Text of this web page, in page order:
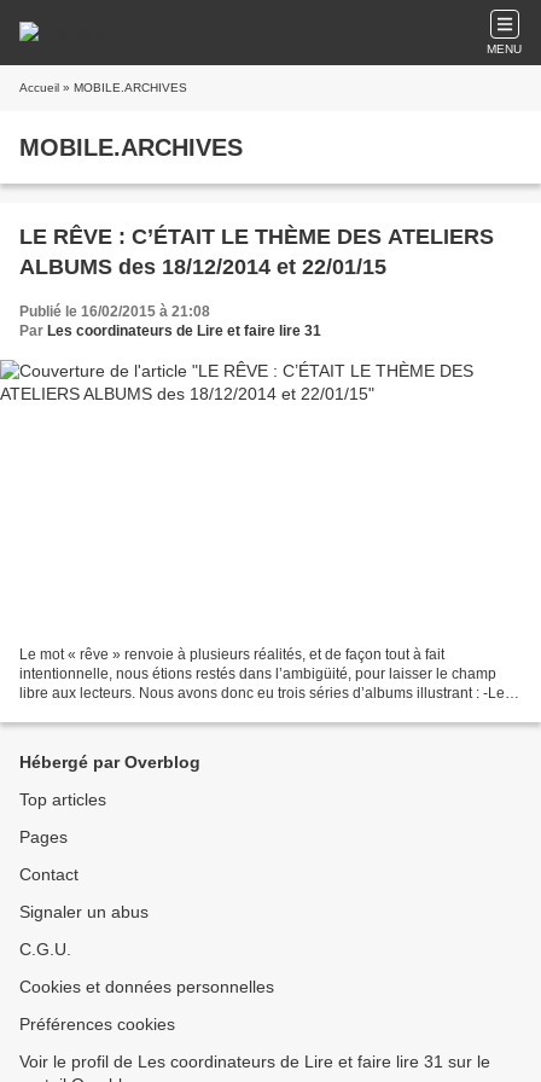
MENU
Accueil » MOBILE.ARCHIVES
MOBILE.ARCHIVES
LE RÊVE : C’ÉTAIT LE THÈME DES ATELIERS
ALBUMS des 18/12/2014 et 22/01/15
Publié le 16/02/2015 à 21:08
Par Les coordinateurs de Lire et faire lire 31
Le mot « rêve » renvoie à plusieurs réalités, et de façon tout à fait
intentionnelle, nous étions restés dans l’ambigüité, pour laisser le champ
libre aux lecteurs. Nous avons donc eu trois séries d’albums illustrant : -Les
Hébergé par Overblog
Top articles
Pages
Contact
Signaler un abus
C.G.U.
Cookies et données personnelles
Préférences cookies
Voir le profil de Les coordinateurs de Lire et faire lire 31 sur le